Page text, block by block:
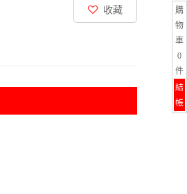
購
物
車
0
件
結
帳
收藏